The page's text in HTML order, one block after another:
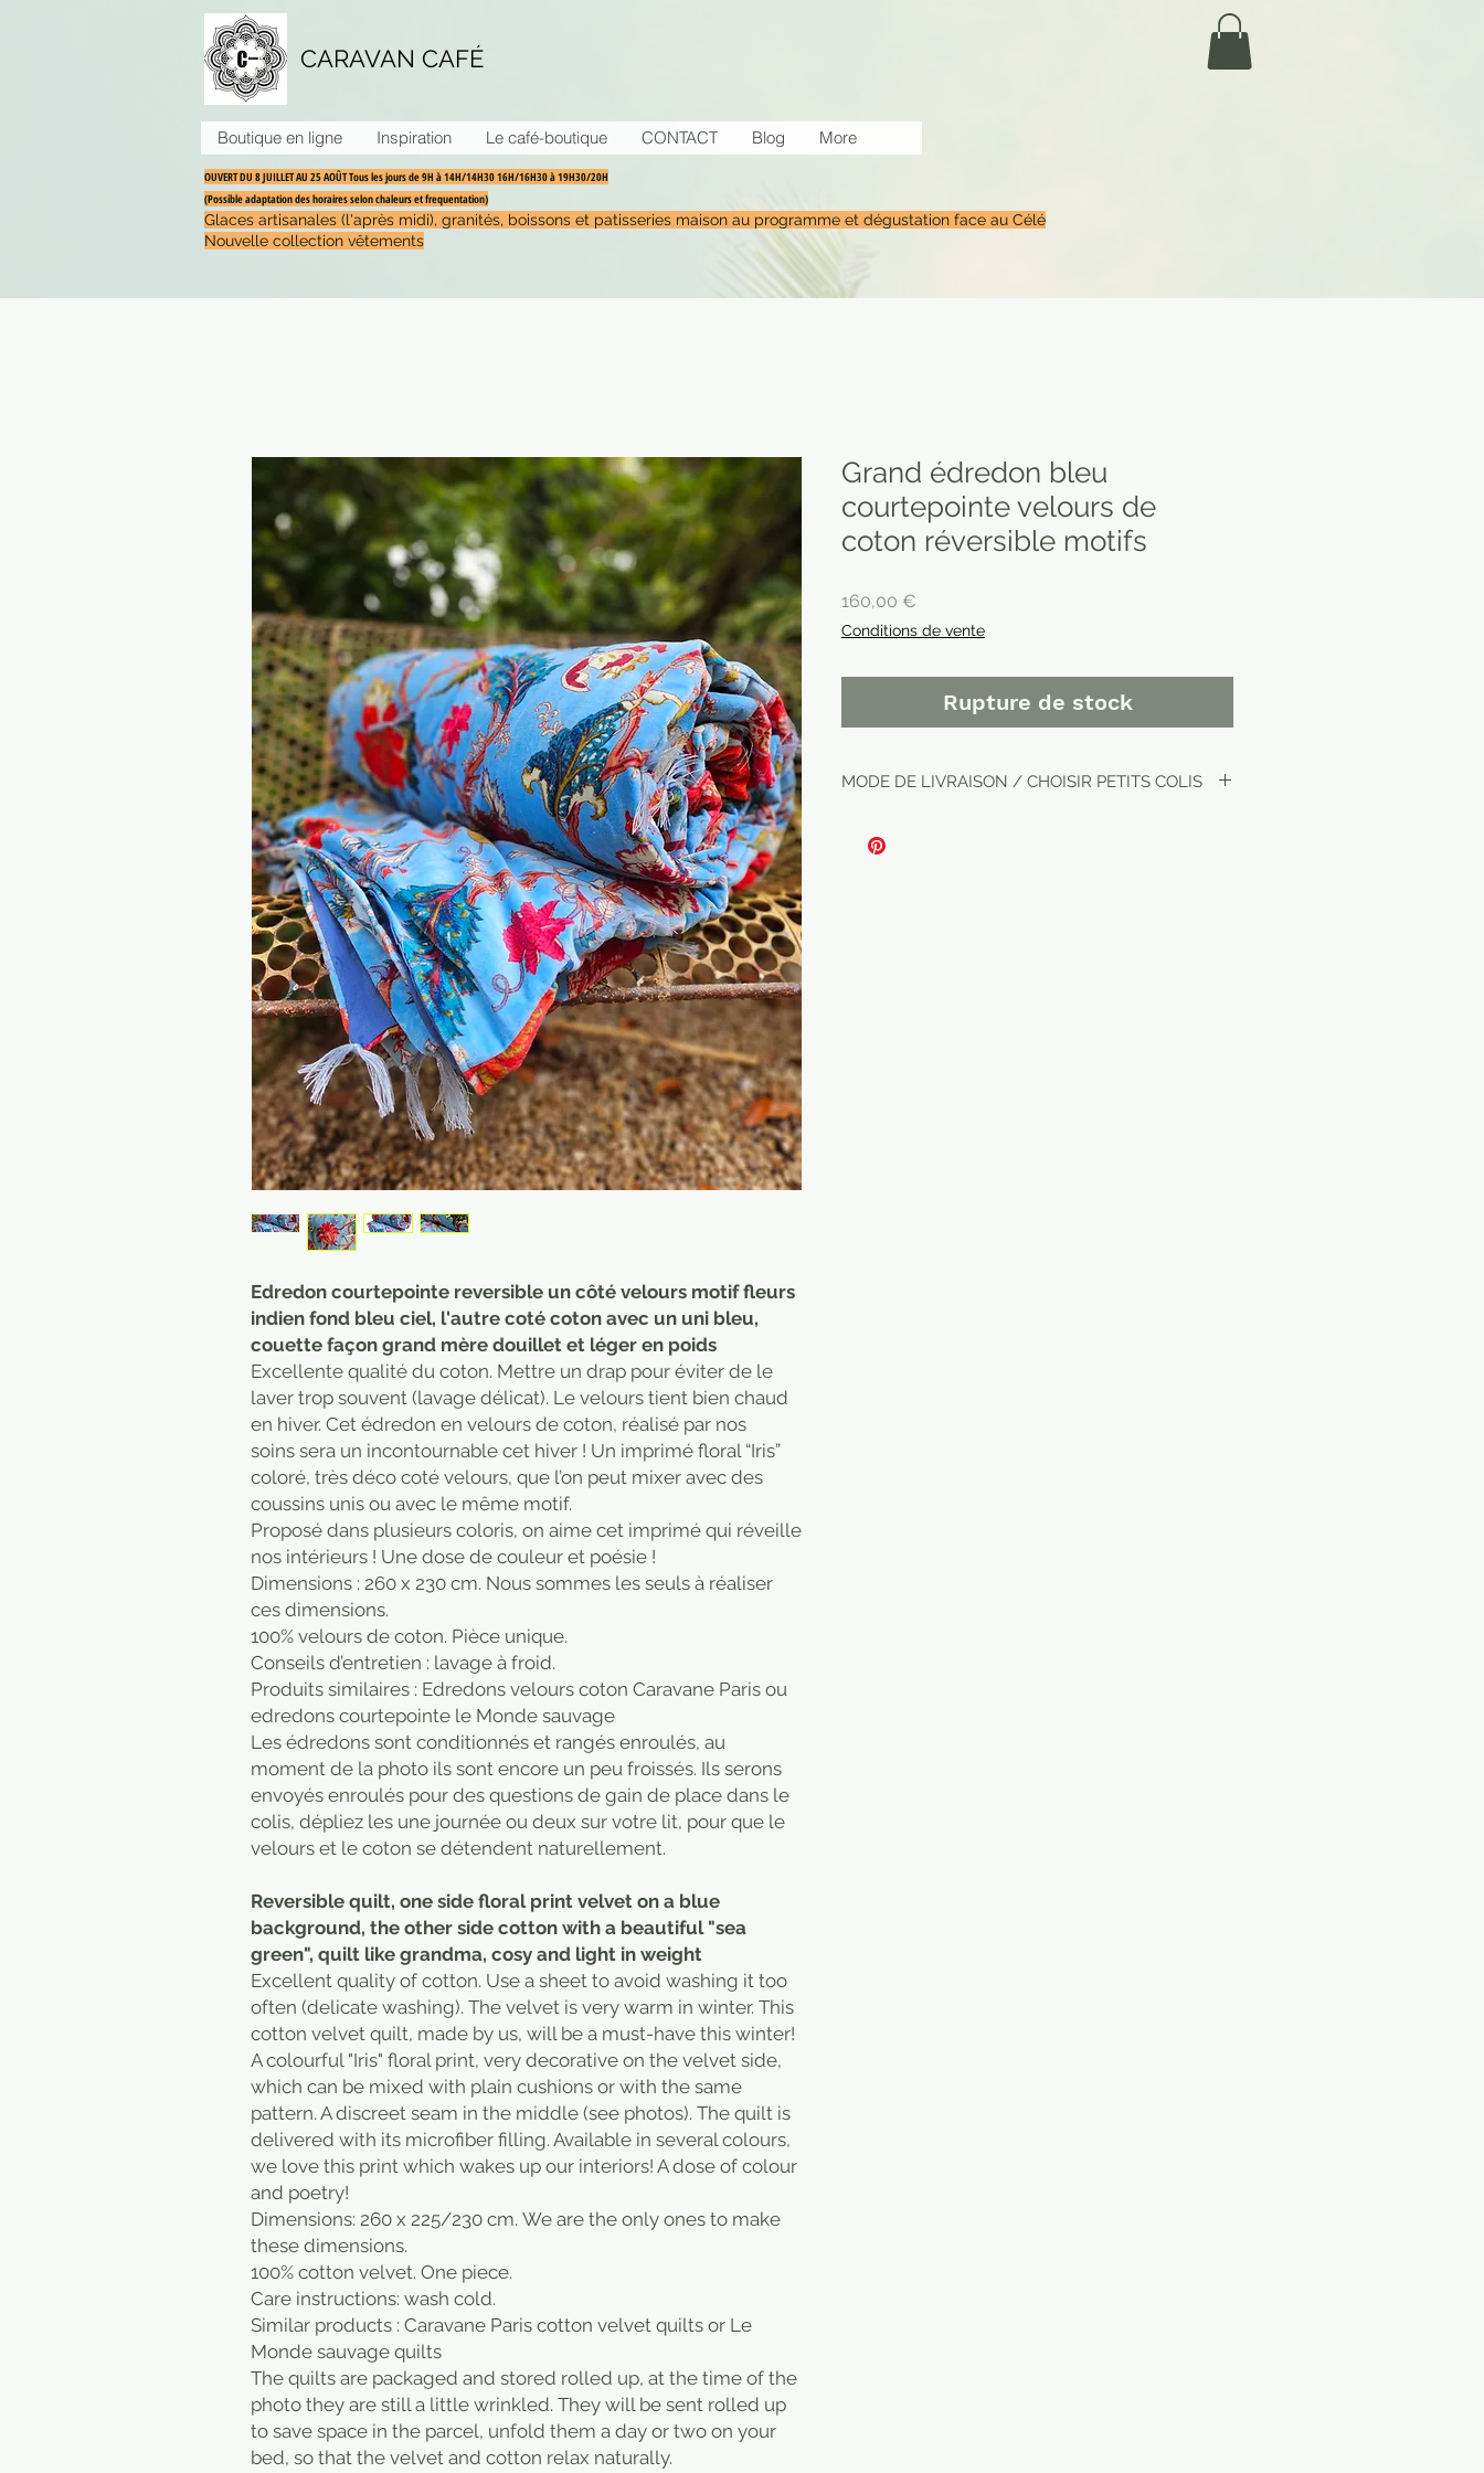
CARAVAN CAFÉ
Boutique en ligne Inspiration Le café-boutique CONTACT Blog More
OUVERT DU 8 JUILLET AU 25 AOÛT Tous les jours de 9H à 14H/14H30 16H/16H30 à 19H30/20H
(Possible adaptation des horaires selon chaleurs et frequentation)
Glaces artisanales (l'après midi), granités, boissons et patisseries maison au programme et dégustation face au Célé
Nouvelle collection vêtements
Edredon courtepointe reversible un côté velours motif fleurs
indien fond bleu ciel, l'autre coté coton avec un uni bleu,
couette façon grand mère douillet et léger en poids
Excellente qualité du coton. Mettre un drap pour éviter de le
laver trop souvent (lavage délicat). Le velours tient bien chaud
en hiver. Cet édredon en velours de coton, réalisé par nos
soins sera un incontournable cet hiver ! Un imprimé floral “Iris”
coloré, très déco coté velours, que l’on peut mixer avec des
coussins unis ou avec le même motif.
Proposé dans plusieurs coloris, on aime cet imprimé qui réveille
nos intérieurs ! Une dose de couleur et poésie !
Dimensions : 260 x 230 cm. Nous sommes les seuls à réaliser
ces dimensions.
100% velours de coton. Pièce unique.
Conseils d’entretien : lavage à froid.
Produits similaires : Edredons velours coton Caravane Paris ou
edredons courtepointe le Monde sauvage
Les édredons sont conditionnés et rangés enroulés, au
moment de la photo ils sont encore un peu froissés. Ils serons
envoyés enroulés pour des questions de gain de place dans le
colis, dépliez les une journée ou deux sur votre lit, pour que le
velours et le coton se détendent naturellement.
Reversible quilt, one side floral print velvet on a blue
background, the other side cotton with a beautiful "sea
green", quilt like grandma, cosy and light in weight
Excellent quality of cotton. Use a sheet to avoid washing it too
often (delicate washing). The velvet is very warm in winter. This
cotton velvet quilt, made by us, will be a must-have this winter!
A colourful "Iris" floral print, very decorative on the velvet side,
which can be mixed with plain cushions or with the same
pattern. A discreet seam in the middle (see photos). The quilt is
delivered with its microfiber filling. Available in several colours,
we love this print which wakes up our interiors! A dose of colour
and poetry!
Dimensions: 260 x 225/230 cm. We are the only ones to make
these dimensions.
100% cotton velvet. One piece.
Care instructions: wash cold.
Similar products : Caravane Paris cotton velvet quilts or Le
Monde sauvage quilts
The quilts are packaged and stored rolled up, at the time of the
photo they are still a little wrinkled. They will be sent rolled up
to save space in the parcel, unfold them a day or two on your
bed, so that the velvet and cotton relax naturally.
Grand édredon bleu
courtepointe velours de
coton réversible motifs
160,00 €
Conditions de vente
Rupture de stock
MODE DE LIVRAISON / CHOISIR PETITS COLIS